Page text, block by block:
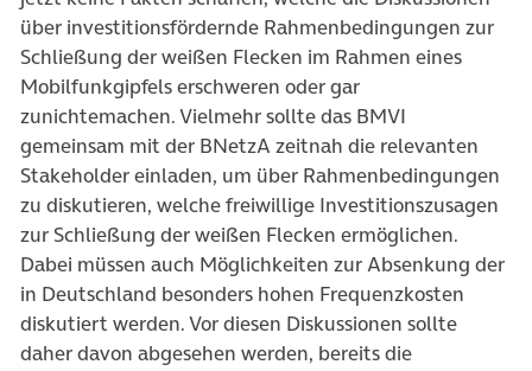
über investitionsfördernde Rahmenbedingungen zur
Schließung der weißen Flecken im Rahmen eines
Mobilfunkgipfels erschweren oder gar
zunichtemachen. Vielmehr sollte das BMVI
gemeinsam mit der BNetzA zeitnah die relevanten
Stakeholder einladen, um über Rahmenbedingungen
zu diskutieren, welche freiwillige Investitionszusagen
zur Schließung der weißen Flecken ermöglichen.
Dabei müssen auch Möglichkeiten zur Absenkung der
in Deutschland besonders hohen Frequenzkosten
diskutiert werden. Vor diesen Diskussionen sollte
daher davon abgesehen werden, bereits die